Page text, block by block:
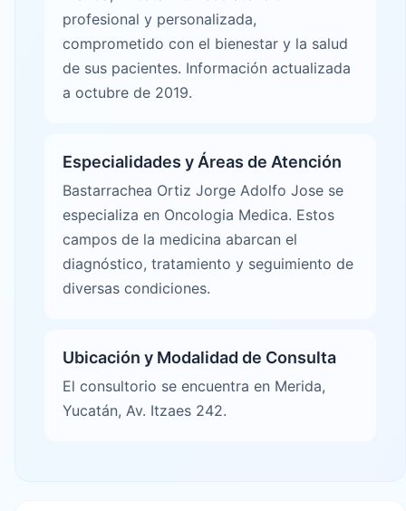
profesional y personalizada,
comprometido con el bienestar y la salud
de sus pacientes. Información actualizada
a octubre de 2019.
Especialidades y Áreas de Atención
Bastarrachea Ortiz Jorge Adolfo Jose se
especializa en Oncologia Medica. Estos
campos de la medicina abarcan el
diagnóstico, tratamiento y seguimiento de
diversas condiciones.
Ubicación y Modalidad de Consulta
El consultorio se encuentra en Merida,
Yucatán, Av. Itzaes 242.